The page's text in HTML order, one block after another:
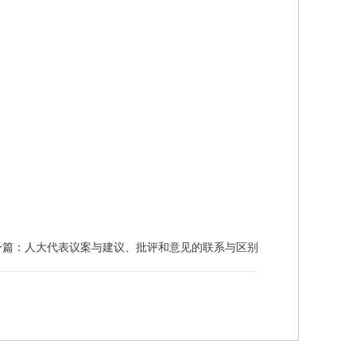
： 人大代表议案与建议、批评和意见的联系与区别